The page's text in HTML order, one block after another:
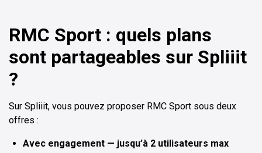
RMC Sport : quels plans
sont partageables sur Spliiit
?
Sur Spliiit, vous pouvez proposer RMC Sport sous deux
offres :
Avec engagement — jusqu’à 2 utilisateurs max